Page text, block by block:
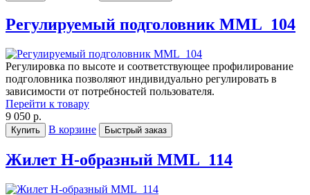
Регулируемый подголовник MML_104
Регулировка по высоте и соответствующее профилирование
подголовника позволяют индивидуально регулировать в
зависимости от потребностей пользователя.
Перейти к товару
9 050 р.
Купить В корзине Быстрый заказ
Жилет H-образный MML_114